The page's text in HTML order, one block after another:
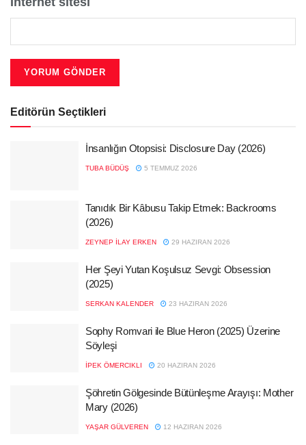
Editörün Seçtikleri
İnsanlığın Otopsisi: Disclosure Day (2026)
TUBA BÜDÜŞ 5 TEMMUZ 2026
Tanıdık Bir Kâbusu Takip Etmek: Backrooms
(2026)
ZEYNEP İLAY ERKEN 29 HAZIRAN 2026
Her Şeyi Yutan Koşulsuz Sevgi: Obsession
(2025)
SERKAN KALENDER 23 HAZIRAN 2026
Sophy Romvari ile Blue Heron (2025) Üzerine
Söyleşi
İPEK ÖMERCIKLI 20 HAZIRAN 2026
Şöhretin Gölgesinde Bütünleşme Arayışı: Mother
Mary (2026)
YAŞAR GÜLVEREN 12 HAZIRAN 2026